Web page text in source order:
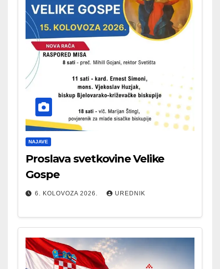
NAJAVE
Proslava svetkovine Velike
Gospe
6. KOLOVOZA 2026. UREDNIK